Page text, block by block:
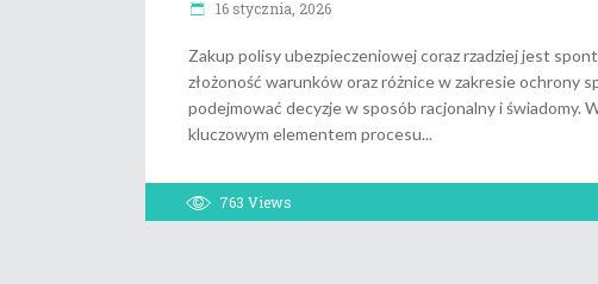
16 stycznia, 2026
Zakup polisy ubezpieczeniowej coraz rzadziej jest
złożoność warunków oraz różnice w zakresie ochrony
podejmować decyzje w sposób racjonalny i świadomy.
kluczowym elementem procesu
763 Views